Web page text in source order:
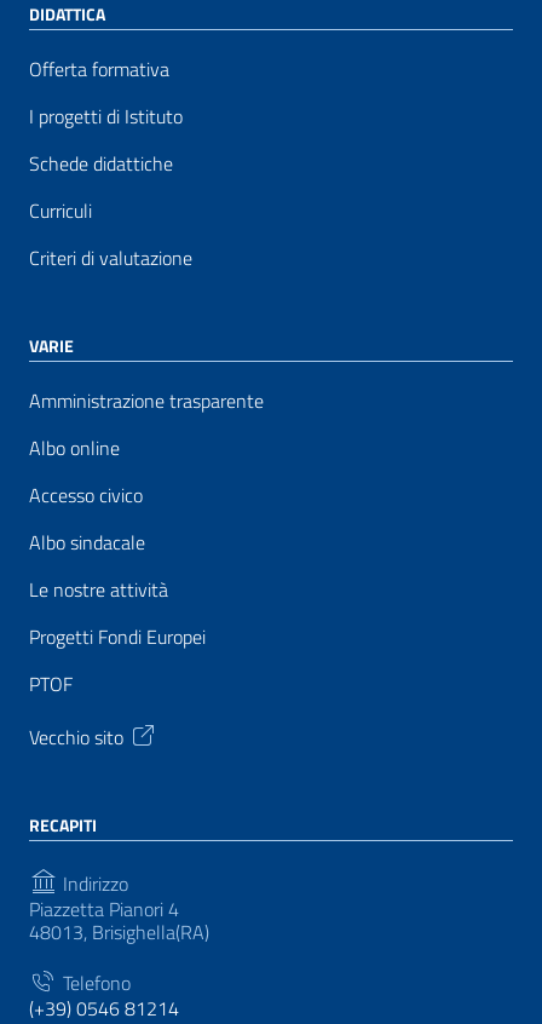
DIDATTICA
Offerta formativa
I progetti di Istituto
Schede didattiche
Curriculi
Criteri di valutazione
VARIE
Amministrazione trasparente
Albo online
Accesso civico
Albo sindacale
Le nostre attività
Progetti Fondi Europei
PTOF
Vecchio sito
RECAPITI
Indirizzo
Piazzetta Pianori 4
48013, Brisighella(RA)
Telefono
(+39) 0546 81214